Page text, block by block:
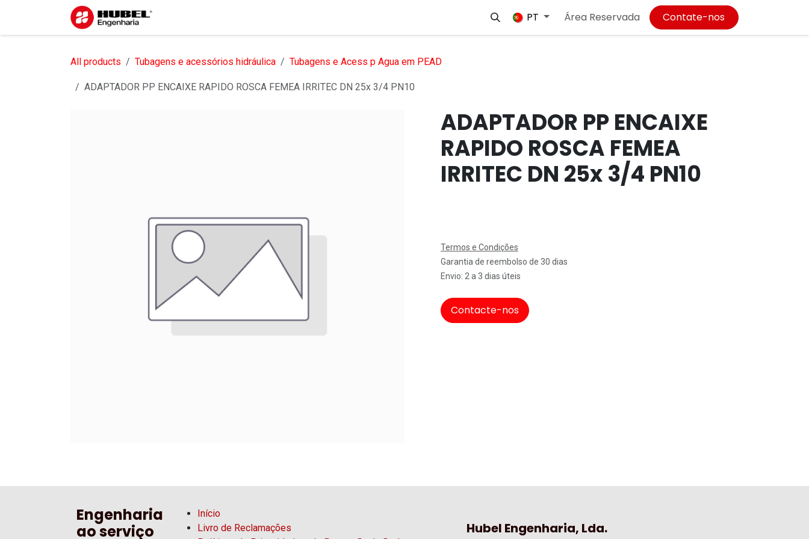
Pular para o conteúdo
Empregos
PT Área Reservada Contate-nos
All products Tubagens e acessórios hidráulica Tubagens e Acess p Agua em PEAD
ADAPTADOR PP ENCAIXE RAPIDO ROSCA FEMEA IRRITEC DN 25x 3/4 PN10
ADAPTADOR PP ENCAIXE
RAPIDO ROSCA FEMEA
IRRITEC DN 25x 3/4 PN10
Termos e Condições
Garantia de reembolso de 30 dias
Envio: 2 a 3 dias úteis
Contacte-nos
Hubel Engenharia, Lda.
Engenharia
ao serviço
Início
Livro de Reclamações